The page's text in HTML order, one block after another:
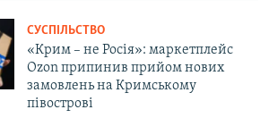
СУСПІЛЬСТВО
«Крим – не Росія»: маркетплейс
Ozon припинив прийом нових
замовлень на Кримському
півострові